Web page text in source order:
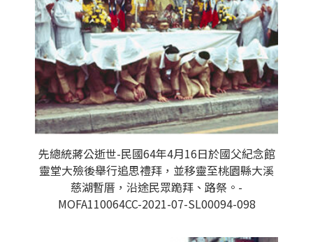
先總統蔣公逝世-民國64年4月16日於國父紀念館
靈堂大殮後舉行追思禮拜，並移靈至桃園縣大溪
慈湖暫厝，沿途民眾跪拜、路祭。-
MOFA110064CC-2021-07-SL00094-098